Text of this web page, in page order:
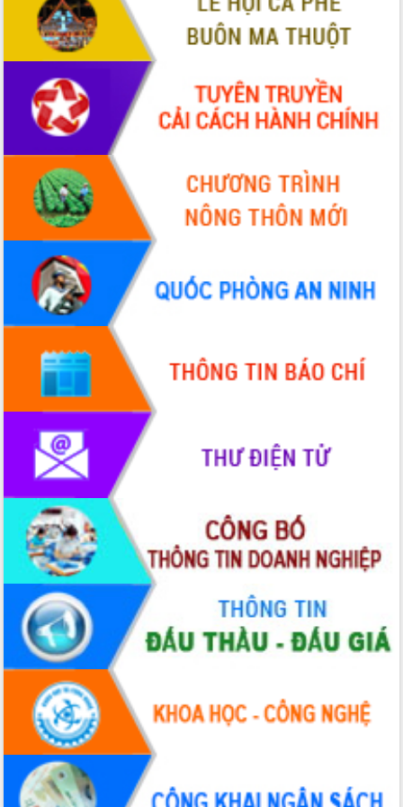
sầu riêng tại Đắk Lắk
Trình diễn nghệ thuật chế biến các
món ăn từ sầu riêng
Đắk Lắk công bố Quy hoạch và xúc
tiến đầu tư tỉnh
Ngành cá ngừ Đắk Lắk chủ động thích
ứng để giữ vững thị trường xuất khẩu
Diễn đàn Kinh tế tư nhân Việt Nam đột
phá cơ chế - Hợp tác công tư
Đề án 06 tạo bước ngoặt đột phá trong
cải cách hành chính tỉnh Đắk Lắk
Kết nối tour, đẩy mạnh chuyển đổi số
để phát triển du lịch Đắk Lắk
Khởi động Dự án Đầu tư xây dựng hạ
tầng kỹ thuật Cụm công nghiệp Tân
Tiến
Gặp mặt các cơ quan báo chí nhân Kỷ
niệm 101 năm Ngày Báo chí Cách
mạng Việt Nam
Đắk Lắk sơ kết 4 năm triển khai thực
Họp báo thông tin về Hội nghị Công bố
Quy hoạch và Xúc tiến đầu tư tỉnh Đắk
Khơi thông điểm nghẽn, đẩy nhanh
giải ngân vốn khắc phục thiên tai
HĐND tỉnh thông qua điều chỉnh Quy
hoạch tỉnh thời kỳ 2021-2030
Hội thảo góp ý hồ sơ điều chỉnh quy
hoạch tỉnh Đắk Lắk thời kỳ 2021-2030,
tầm nhìn đến năm 2050
Nâng cao hiệu quả hoạt động của các
doanh nghiệp nhà nước
Hội nghị triển khai kết nối mạng
truyền số liệu chuyên dùng phục vụ cơ
quan Đảng, Nhà nước
Lễ phát động chuỗi hoạt động chung
tay làm sạch môi trường
Xã Ea Kar bước chuyển mình trong
công tác cải cách hành chính mô hình
mới